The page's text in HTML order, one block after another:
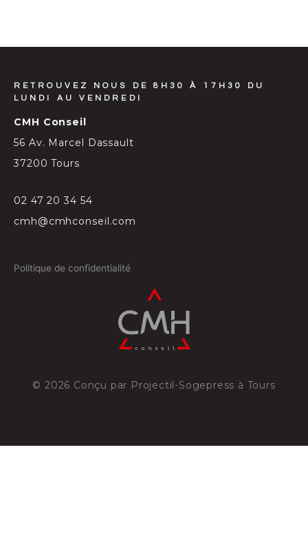
RETROUVEZ NOUS DE 8H30 À 17H30 DU
LUNDI AU VENDREDI
CMH Conseil
56 Av. Marcel Dassault
37200 Tours
02 47 20 34 54
cmh@cmhconseil.com
Politique de confidentialité
© 2026 Conçu par Projectil-Sogepress à Tours